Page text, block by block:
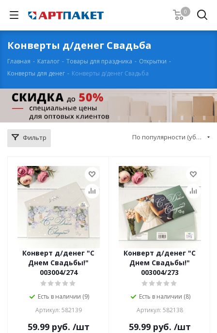
0
Конверты д/денег Свадьба
Главная - Каталог - Товары для праздника - Открытки -
Конверты для денег - Конверты д/денег Свадьба
Фильтр По популярности (убывание)
Конверт д/денег "С
Днем Свадьбы!"
003004/274
Есть в наличии (9)
Артикул: 582139
59.99руб. /шт
Конверт д/денег "С
Днем Свадьбы!"
003004/273
Есть в наличии (8)
Артикул: 582138
59.99руб. /шт